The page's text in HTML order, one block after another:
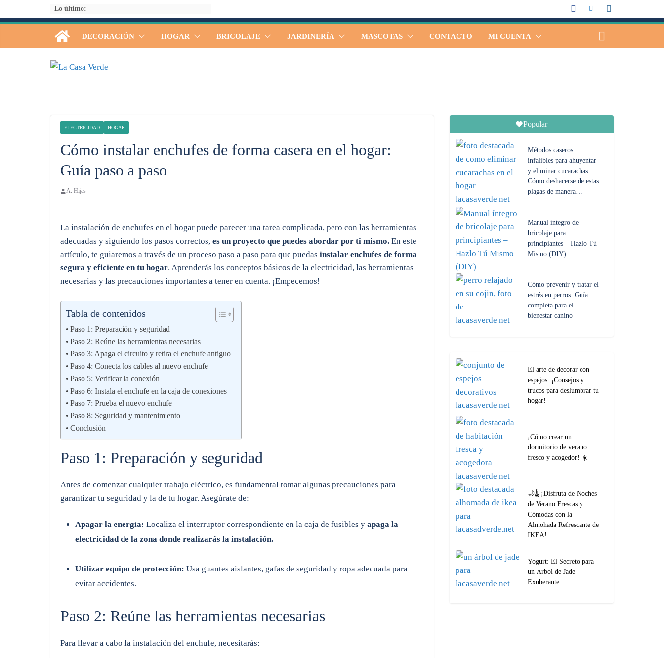
al
Lo último:
DECORACIÓN HOGAR BRICOLAJE JARDINERÍA MASCOTAS CONTACTO MI CUENTA
ELECTRICIDAD HOGAR
Cómo instalar enchufes de forma casera en el hogar:
Guía paso a paso
A. Hijas
La instalación de enchufes en el hogar puede parecer una tarea complicada, pero con las herramientas
adecuadas y siguiendo los pasos correctos, es un proyecto que puedes abordar por ti mismo. En este
artículo, te guiaremos a través de un proceso paso a paso para que puedas instalar enchufes de forma
segura y eficiente en tu hogar. Aprenderás los conceptos básicos de la electricidad, las herramientas
necesarias y las precauciones importantes a tener en cuenta. ¡Empecemos!
Tabla de contenidos
Paso 1: Preparación y seguridad
Paso 2: Reúne las herramientas necesarias
Paso 3: Apaga el circuito y retira el enchufe antiguo
Paso 4: Conecta los cables al nuevo enchufe
Paso 5: Verificar la conexión
Paso 6: Instala el enchufe en la caja de conexiones
Paso 7: Prueba el nuevo enchufe
Paso 8: Seguridad y mantenimiento
Conclusión
Paso 1: Preparación y seguridad
Antes de comenzar cualquier trabajo eléctrico, es fundamental tomar algunas precauciones para
garantizar tu seguridad y la de tu hogar. Asegúrate de:
Apagar la energía: Localiza el interruptor correspondiente en la caja de fusibles y apaga la
electricidad de la zona donde realizarás la instalación.
Utilizar equipo de protección: Usa guantes aislantes, gafas de seguridad y ropa adecuada para
evitar accidentes.
Paso 2: Reúne las herramientas necesarias
Para llevar a cabo la instalación del enchufe, necesitarás:
Popular
Métodos caseros
infalibles para ahuyentar
y eliminar cucarachas:
Cómo deshacerse de estas
plagas de manera…
Manual íntegro de
bricolaje para
principiantes – Hazlo Tú
Mismo (DIY)
Cómo prevenir y tratar el
estrés en perros: Guía
completa para el
bienestar canino
El arte de decorar con
espejos: ¡Consejos y
trucos para deslumbrar tu
hogar!
¡Cómo crear un
dormitorio de verano
fresco y acogedor! ☀️
🌙🌡️ ¡Disfruta de Noches
de Verano Frescas y
Cómodas con la
Almohada Refrescante de
IKEA!…
Yogurt: El Secreto para
un Árbol de Jade
Exuberante